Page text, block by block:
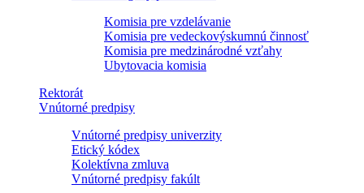
Komisia pre vzdelávanie
Komisia pre vedeckovýskumnú činnosť
Komisia pre medzinárodné vzťahy
Ubytovacia komisia
Rektorát
Vnútorné predpisy
Vnútorné predpisy univerzity
Etický kódex
Kolektívna zmluva
Vnútorné predpisy fakúlt